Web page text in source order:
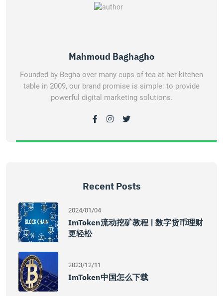
Mahmoud Baghagho
Founded by Begha over many cups of tea at her kitchen
table in 2009, our brand promise is simple: to provide
powerful digital marketing solutions.
Recent Posts
2024/01/04
ImToken流动挖矿教程 | 数字货币理财
更轻松
2023/12/11
ImToken中国怎么下载